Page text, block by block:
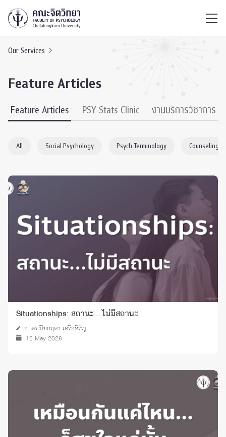
Our Services
Feature Articles
Feature Articles PSY Stats Clinic งานบริการวิชาการ
All Social Psychology Psych Terminology Counseling
Situationships: สถานะ....ไม่มีสถานะ
อ. ดร.ปิยกฤตา เครือหิรัญ
12 May 2026